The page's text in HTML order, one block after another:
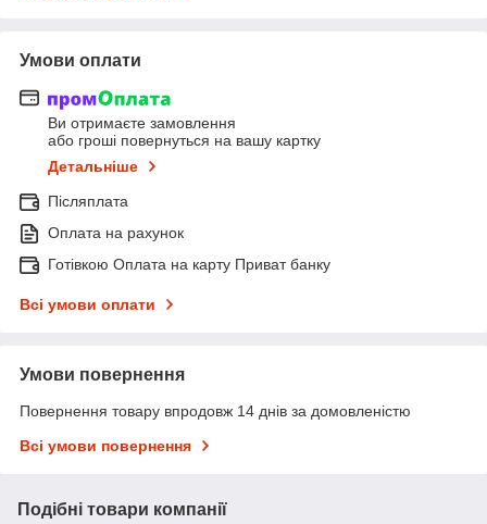
Умови оплати
Ви отримаєте замовлення
або гроші повернуться на вашу картку
Детальніше
Післяплата
Оплата на рахунок
Готівкою Оплата на карту Приват банку
Всі умови оплати
Умови повернення
Повернення товару впродовж 14 днів за домовленістю
Всі умови повернення
Подібні товари компанії